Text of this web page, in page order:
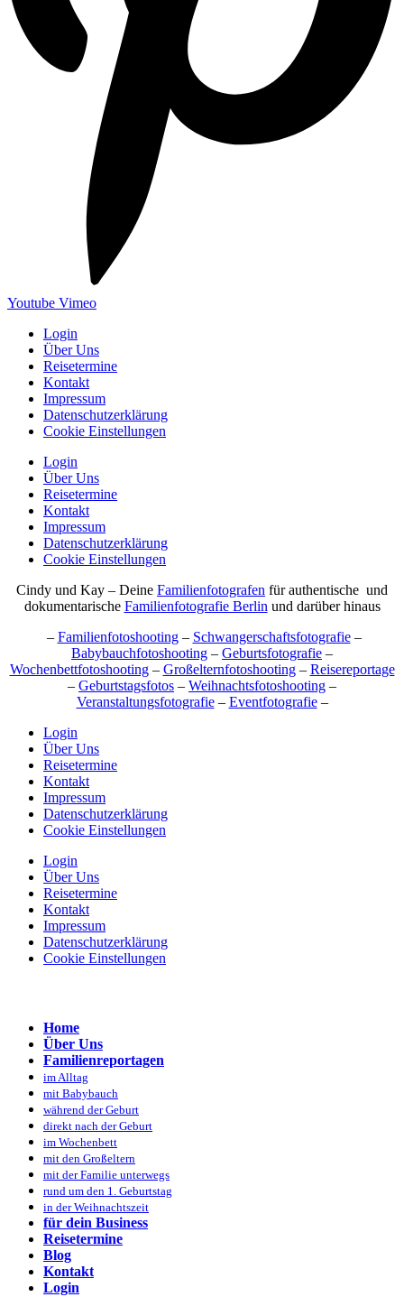
Youtube Vimeo
Login
Über Uns
Reisetermine
Kontakt
Impressum
Datenschutzerklärung
Cookie Einstellungen
Login
Über Uns
Reisetermine
Kontakt
Impressum
Datenschutzerklärung
Cookie Einstellungen
Cindy und Kay – Deine Familienfotografen für authentische und
dokumentarische Familienfotografie Berlin und darüber hinaus
– Familienfotoshooting– Schwangerschaftsfotografie–
Babybauchfotoshooting – Geburtsfotografie –
Wochenbettfotoshooting– Großelternfotoshooting– Reisereportage
– Geburtstagsfotos – Weihnachtsfotoshooting –
Veranstaltungsfotografie– Eventfotografie–
Login
Über Uns
Reisetermine
Kontakt
Impressum
Datenschutzerklärung
Cookie Einstellungen
Login
Über Uns
Reisetermine
Kontakt
Impressum
Datenschutzerklärung
Cookie Einstellungen
Home
Über Uns
Familienreportagen
im Alltag
mit Babybauch
während der Geburt
direkt nach der Geburt
im Wochenbett
mit den Großeltern
mit der Familie unterwegs
rund um den 1. Geburtstag
in der Weihnachtszeit
für dein Business
Reisetermine
Blog
Kontakt
Login